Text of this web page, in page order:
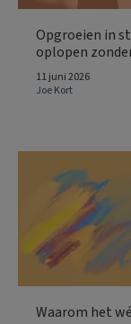
Opgroeien in
oplopen
11 juni 2026
Joe Kort
Waarom het